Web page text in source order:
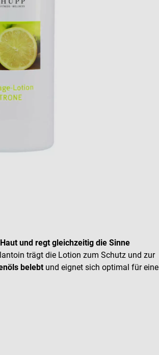
und regt gleichzeitig die Sinne
trägt die Lotion zum Schutz und zur
belebt und eignet sich optimal für eine